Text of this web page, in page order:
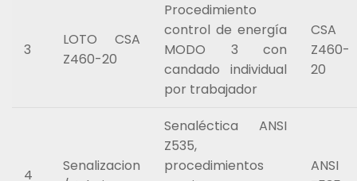
3
LOTO CSA
Z460-20
Procedimiento
control de energía
MODO 3 con
candado individual
por trabajador
CSA
Z460-
20
4
Senalizacion
Senaléctica ANSI
Z535,
procedimientos
ANSI